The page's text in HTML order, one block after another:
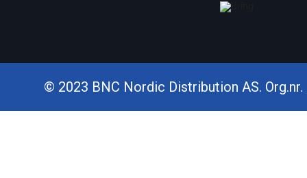
© 2023 BNC Nordic Distribution AS.